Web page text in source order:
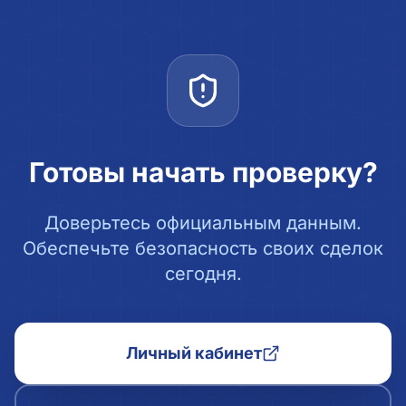
Готовы начать проверку?
Доверьтесь официальным данным.
Обеспечьте безопасность своих сделок
сегодня.
Личный кабинет